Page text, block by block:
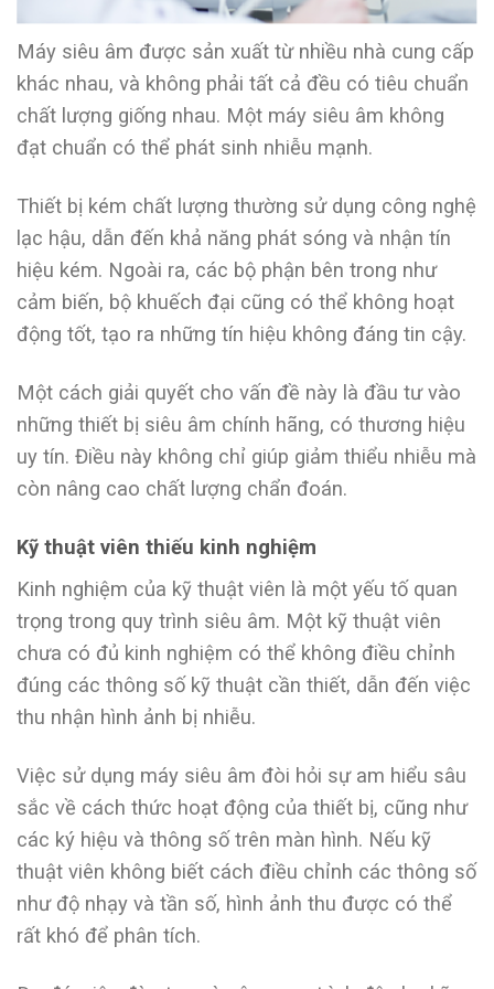
Máy siêu âm được sản xuất từ nhiều nhà cung cấp
khác nhau, và không phải tất cả đều có tiêu chuẩn
chất lượng giống nhau. Một máy siêu âm không
đạt chuẩn có thể phát sinh nhiễu mạnh.
Thiết bị kém chất lượng thường sử dụng công nghệ
lạc hậu, dẫn đến khả năng phát sóng và nhận tín
hiệu kém. Ngoài ra, các bộ phận bên trong như
cảm biến, bộ khuếch đại cũng có thể không hoạt
động tốt, tạo ra những tín hiệu không đáng tin cậy.
Một cách giải quyết cho vấn đề này là đầu tư vào
những thiết bị siêu âm chính hãng, có thương hiệu
uy tín. Điều này không chỉ giúp giảm thiểu nhiễu mà
còn nâng cao chất lượng chẩn đoán.
Kỹ thuật viên thiếu kinh nghiệm
Kinh nghiệm của kỹ thuật viên là một yếu tố quan
trọng trong quy trình siêu âm. Một kỹ thuật viên
chưa có đủ kinh nghiệm có thể không điều chỉnh
đúng các thông số kỹ thuật cần thiết, dẫn đến việc
thu nhận hình ảnh bị nhiễu.
Việc sử dụng máy siêu âm đòi hỏi sự am hiểu sâu
sắc về cách thức hoạt động của thiết bị, cũng như
các ký hiệu và thông số trên màn hình. Nếu kỹ
thuật viên không biết cách điều chỉnh các thông số
như độ nhạy và tần số, hình ảnh thu được có thể
rất khó để phân tích.